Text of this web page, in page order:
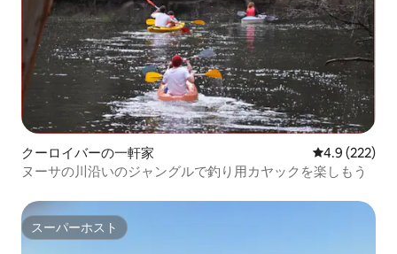
クーロイバーの一軒家 レビュー222
4.9 (222)
ヌーサの川沿いのジャングルで釣り用カヤックを楽しもう
スーパーホスト
スーパーホスト